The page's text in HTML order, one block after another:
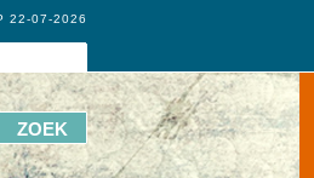
22-07-2026